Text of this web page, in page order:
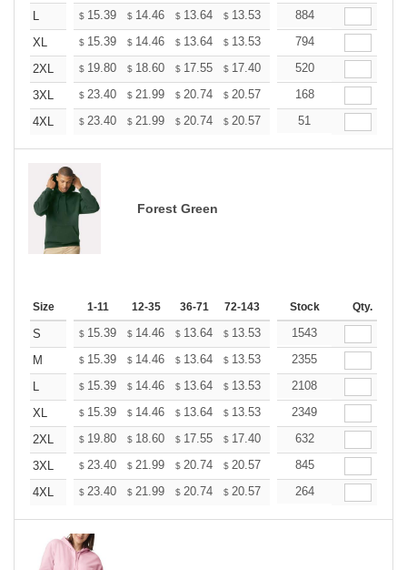
L
$ 15.39 $ 14.46 $ 13.64 $ 13.53 13.29
884
XL
$ 15.39 $ 14.46 $ 13.64 $ 13.53 13.29
794
2XL
$ 19.80 $ 18.60 $ 17.55 $ 17.40 17.10
520
3XL
$ 23.40 $ 21.99 $ 20.74 $ 20.57 20.21
168
4XL
$ 23.40 $ 21.99 $ 20.74 $ 20.57 20.21
51
Forest Green
Size 1-11 12-35 36-71 72-143 144-287 288 + More
Stock Qty.
S $ 15.39 $ 14.46 $ 13.64 $ 13.53 13.29
1543
M
$ 15.39 $ 14.46 $ 13.64 $ 13.53 13.29
2355
L
$ 15.39 $ 14.46 $ 13.64 $ 13.53 13.29
2108
XL
$ 15.39 $ 14.46 $ 13.64 $ 13.53 13.29
2349
2XL
$ 19.80 $ 18.60 $ 17.55 $ 17.40 17.10
632
3XL
$ 23.40 $ 21.99 $ 20.74 $ 20.57 20.21
845
4XL
$ 23.40 $ 21.99 $ 20.74 $ 20.57 20.21
264